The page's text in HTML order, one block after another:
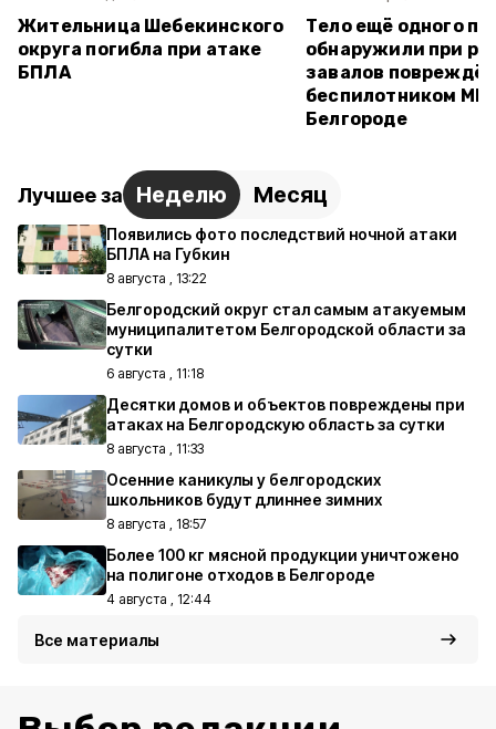
Жительница Шебекинского
округа погибла при атаке
БПЛА
Тело ещё одного
обнаружили при
завалов
беспилотником
Белгороде
Лучшее за Неделю Месяц
Появились фото последствий ночной атаки
БПЛА на Губкин
8 августа , 13:22
Белгородский округ стал самым атакуемым
муниципалитетом Белгородской области за
сутки
6 августа , 11:18
Десятки домов и объектов повреждены при
атаках на Белгородскую область за сутки
8 августа , 11:33
Осенние каникулы у белгородских
школьников будут длиннее зимних
8 августа , 18:57
Более 100 кг мясной продукции уничтожено
на полигоне отходов в Белгороде
4 августа , 12:44
Все материалы